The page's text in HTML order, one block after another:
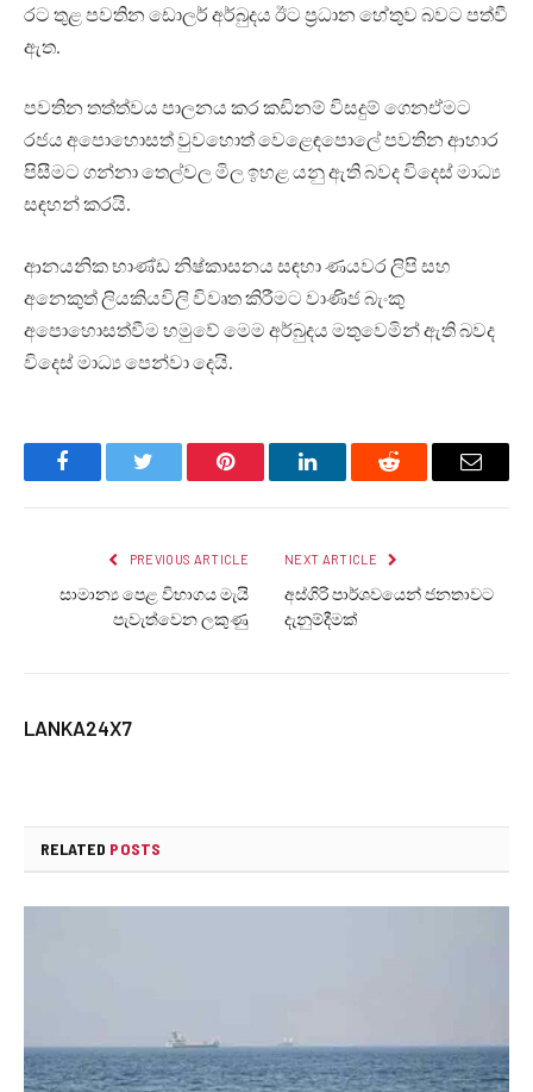
රට තුළ පවතින ඩොලර් අර්බුදය ඊට ප්‍රධාන හේතුව බවට පත්වී
ඇත.
පවතින තත්ත්වය පාලනය කර කඩිනම් විසදුම් ගෙනඒමට
රජය අපොහොසත් වුවහොත් වෙළෙඳපොලේ පවතින ආහාර
පිසීමට ගන්නා තෙල්වල මිල ඉහළ යනු ඇති බවද විදෙස් මාධ්‍ය
සඳහන් කරයි.
ආනයනික භාණ්ඩ නිෂ්කාසනය සඳහා ණයවර ලිපි සහ
අනෙකුත් ලියකියවිලි විවෘත කිරීමට වාණිජ බැංකු
අපොහොසත්වීම හමුවේ මෙම අර්බුදය මතුවෙමින් ඇති බවද
විදෙස් මාධ්‍ය පෙන්වා දෙයි.
FacebookTwitter Pinterest LinkedInReddit Email
PREVIOUS ARTICLE
සාමාන්‍ය පෙළ විභාගය මැයි
පැවැත්වෙන ලකුණු
NEXT ARTICLE
අස්ගිරි පාර්ශවයෙන් ජනතාවට
දැනුම්දීමක්
LANKA24X7
RELATED POSTS